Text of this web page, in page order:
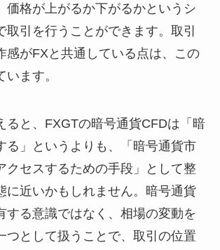
価格が上がるか下がるかというシ
取引を行うことができます。取引
感がFXと共通している点は、この
ます。
ると、FXGTの暗号通貨CFDは「暗
る」というよりも、「暗号通貨市
クセスするための手段」として整
に近いかもしれません。暗号通貨
する意識ではなく、相場の変動を
つとして扱うことで、取引の位置